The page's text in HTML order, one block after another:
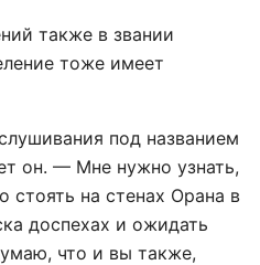
также в звании
тоже имеет
под названием
он. — Мне нужно узнать,
стоять на стенах Орана в
доспехах и ожидать
что и вы также,